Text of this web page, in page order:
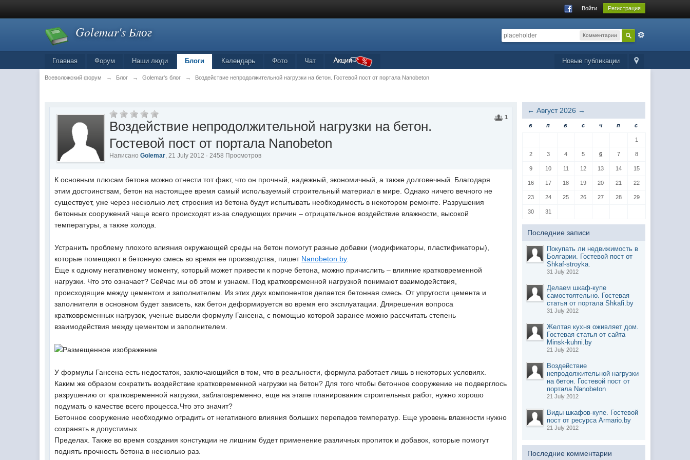
Войти Регистрация
Golemar's Блог Комментарии
Новые публикации
Главная Форум Наши люди Блоги Календарь Фото Чат
Всеволожский форум → Блог → Golemar's блог → Воздействие непродолжительной нагрузки на бетон. Гостевой пост от портала Nanobeton
1
Воздействие непродолжительной нагрузки на бетон.
Гостевой пост от портала Nanobeton
НаписаноGolemar , 21 July 2012 · 2458 Просмотров
К основным плюсам бетона можно отнести тот факт, что он прочный, надежный, экономичный, а также долговечный. Благодаря
этим достоинствам, бетон на настоящее время самый используемый строительный материал в мире. Однако ничего вечного не
существует, уже через несколько лет, строения из бетона будут испытывать необходимость в некотором ремонте. Разрушения
бетонных сооружений чаще всего происходят из-за следующих причин – отрицательное воздействие влажности, высокой
температуры, а также холода.
Устранить проблему плохого влияния окружающей среды на бетон помогут разные добавки (модификаторы, пластификаторы),
которые помещают в бетонную смесь во время ее производства, пишет Nanobeton.by.
Еще к одному негативному моменту, который может привести к порче бетона, можно причислить – влияние кратковременной
нагрузки. Что это означает? Сейчас мы об этом и узнаем. Под кратковременной нагрузкой понимают взаимодействия,
происходящие между цементом и заполнителем. Из этих двух компонентов делается бетонная смесь. От упругости цемента и
заполнителя в основном будет зависеть, как бетон деформируется во время его эксплуатации. Длярешения вопроса
кратковременных нагрузок, ученые вывели формулу Гансена, с помощью которой заранее можно рассчитать степень
взаимодействия между цементом и заполнителем.
У формулы Гансена есть недостаток, заключающийся в том, что в реальности, формула работает лишь в некоторых условиях.
Каким же образом сократить воздействие кратковременной нагрузки на бетон? Для того чтобы бетонное сооружение не подверглось
разрушению от кратковременной нагрузки, заблаговременно, еще на этапе планирования строительных работ, нужно хорошо
подумать о качестве всего процесса.Что это значит?
Бетонное сооружение необходимо оградить от негативного влияния больших перепадов температур. Еще уровень влажности нужно
сохранять в допустимых
Пределах. Также во время создания констукции не лишним будет применение различных пропиток и добавок, которые помогут
поднять прочность бетона в несколько раз.
← Август 2026 →
в п в с ч п с
1
2 3 4 5 6 7 8
9 10 11 12 13 14 15
16 17 18 19 20 21 22
23 24 25 26 27 28 29
30 31
Последние записи
Покупать ли недвижимость в
Болгарии. Гостевой пост от
Shkaf-stroyka.
31 July 2012
Делаем шкаф-купе
самостоятельно. Гостевая
статья от портала Shkafi.by
31 July 2012
Желтая кухня оживляет дом.
Гостевая статья от сайта
Minsk-kuhni.by
21 July 2012
Воздействие
непродолжительной нагрузки
на бетон. Гостевой пост от
портала Nanobeton
21 July 2012
Виды шкафов-купе. Гостевой
пост от ресурса Armario.by
21 July 2012
Последние комментарии